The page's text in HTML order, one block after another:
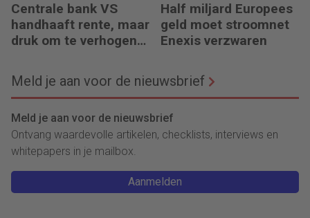
Centrale bank VS
handhaaft rente, maar
druk om te verhogen
Half miljard Europees
geld moet stroomnet
Enexis verzwaren
Meld je aan voor de nieuwsbrief
Meld je aan voor de nieuwsbrief
Ontvang waardevolle artikelen, checklists, interviews en
whitepapers in je mailbox.
Aanmelden